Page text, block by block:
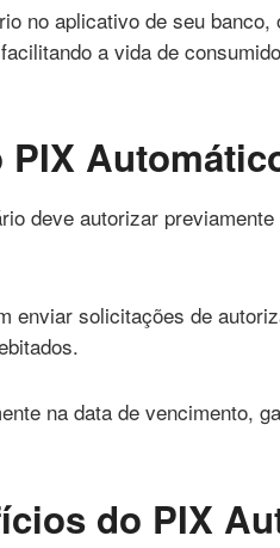
no aplicativo de seu
a vida de
deve autorizar
enviar solicitações de
na data de vencimento,
do PIX